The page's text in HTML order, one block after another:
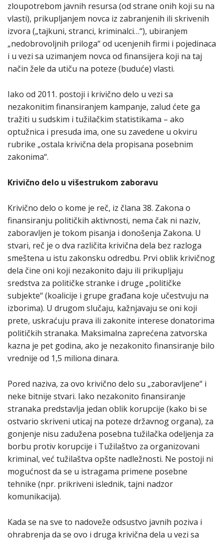
zloupotrebom javnih resursa (od strane onih koji su na
vlasti), prikupljanjem novca iz zabranjenih ili skrivenih
izvora („tajkuni, stranci, kriminalci…“), ubiranjem
„nedobrovoljnih priloga“ od ucenjenih firmi i pojedinaca
i u vezi sa uzimanjem novca od finansijera koji na taj
način žele da utiču na poteze (buduće) vlasti.
Iako od 2011. postoji i krivično delo u vezi sa
nezakonitim finansiranjem kampanje, zalud ćete ga
tražiti u sudskim i tužilačkim statistikama – ako
optužnica i presuda ima, one su zavedene u okviru
rubrike „ostala krivična dela propisana posebnim
zakonima“.
Krivično delo u višestrukom zaboravu
Krivično delo o kome je reč, iz člana 38. Zakona o
finansiranju političkih aktivnosti, nema čak ni naziv,
zaboravljen je tokom pisanja i donošenja Zakona. U
stvari, reč je o dva različita krivična dela bez razloga
smeštena u istu zakonsku odredbu. Prvi oblik krivičnog
dela čine oni koji nezakonito daju ili prikupljaju
sredstva za političke stranke i druge „političke
subjekte“ (koalicije i grupe građana koje učestvuju na
izborima). U drugom slučaju, kažnjavaju se oni koji
prete, uskraćuju prava ili zakonite interese donatorima
političkih stranaka. Maksimalna zaprećena zatvorska
kazna je pet godina, ako je nezakonito finansiranje bilo
vrednije od 1,5 miliona dinara.
Pored naziva, za ovo krivično delo su „zaboravljene“ i
neke bitnije stvari. Iako nezakonito finansiranje
stranaka predstavlja jedan oblik korupcije (kako bi se
ostvario skriveni uticaj na poteze državnog organa), za
gonjenje nisu zadužena posebna tužilačka odeljenja za
borbu protiv korupcije i Tužilaštvo za organizovani
kriminal, već tužilaštva opšte nadležnosti. Ne postoji ni
mogućnost da se u istragama primene posebne
tehnike (npr. prikriveni islednik, tajni nadzor
komunikacija).
Kada se na sve to nadoveže odsustvo javnih poziva i
ohrabrenja da se ovo i druga krivična dela u vezi sa